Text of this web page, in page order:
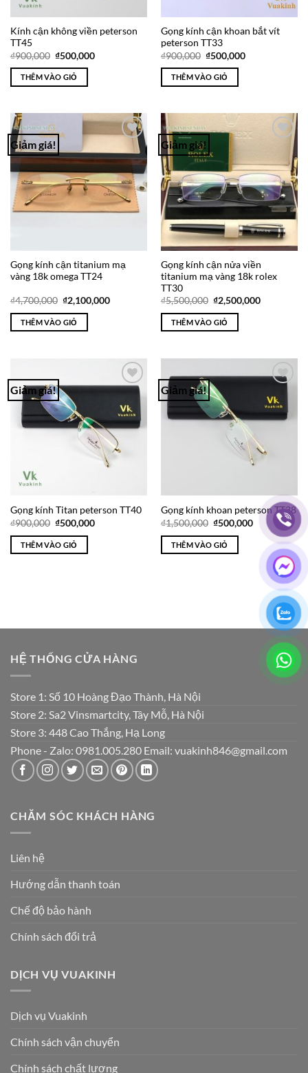
Kính cận không viền peterson
TT45
₫900,000 Giá
là:
₫900,000.
₫500,000Giá
THÊM VÀO GIỎ
Gọng kính cận khoan bắt vít
peterson TT33
₫900,000 Giá
là:
₫900,000.
₫500,000Giá
THÊM VÀO GIỎ
Giảm giá!
Add to
Wishlist
Gọng kính cận titanium mạ
vàng 18k omega TT24
₫4,700,000 Giá
gốc
là:
₫4,700,000.
₫2,100,000Giá
THÊM VÀO GIỎ
Giảm giá!
Gọng kính cận nửa viền
titanium mạ vàng 18k rolex
TT30
₫5,500,000 Giá
gốc
là:
₫5,500,000.
₫2,500,000Giá
THÊM VÀO GIỎ
Giảm giá!
Wishlist
Gọng kính Titan peterson TT40
₫900,000 Giá
là:
₫900,000.
₫500,000Giá
THÊM VÀO GIỎ
Giảm giá!
Add to
Wishlist
Gọng kính khoan peterson TT38
₫1,500,000 Giá
là:
₫1,500,000.
₫500,000Giá
hiện
₫500,000.
THÊM VÀO GIỎ
HỆ THỐNG CỬA HÀNG
Store 1: Số 10 Hoàng Đạo Thành, Hà Nội
Store 2: Sa2 Vinsmartcity, Tây Mỗ, Hà Nội
Store 3: 448 Cao Thắng, Hạ Long
Phone - Zalo: 0981.005.280 Email: vuakinh846@gmail.com
CHĂM SÓC KHÁCH HÀNG
Liên hệ
Hướng dẫn thanh toán
Chế độ bảo hành
Chính sách đổi trả
DỊCH VỤ VUAKINH
Dịch vụ Vuakinh
Chính sách vận chuyển
Chính sách chất lượng